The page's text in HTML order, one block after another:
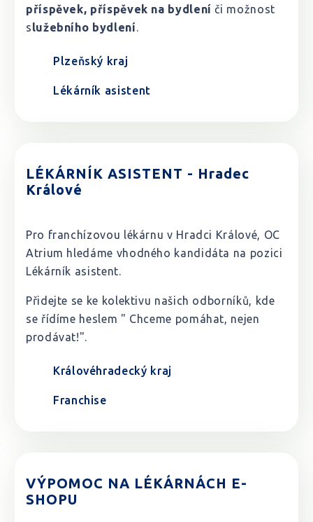
příspěvek, příspěvek na bydlení či možnost
služebního bydlení
Plzeňský kraj
Lékárník asistent
LÉKÁRNÍK ASISTENT - Hradec
Králové
Pro franchízovou lékárnu v Hradci Králové, OC
Atrium hledáme vhodného kandidáta na pozici
Lékárník asistent.
Přidejte se ke kolektivu našich odborníků, kde
se řídíme heslem " Chceme pomáhat, nejen
prodávat!".
Královéhradecký kraj
Franchise
VÝPOMOC NA LÉKÁRNÁCH E-
SHOPU